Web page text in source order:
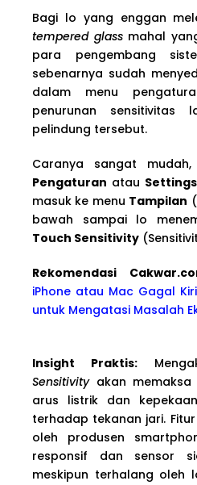
Bagi lo yang enggan
tempered glassmahal
para pengembang
sebenarnya sudah
dalam menu
penurunan sensitivitas
pelindung tersebut.
Caranya sangat
Pengaturan atau Settings
masuk ke menu Tampilan (
bawah sampai lo
Touch Sensitivity
Rekomendasi Cakwa
iPhone atau Mac Gagal
untuk Mengatasi Masalah
Insight Praktis:
Sensitivityakan memaksa
arus listrik dan
terhadap tekanan jari.
oleh produsen
responsif dan sensor
meskipun terhalang oleh